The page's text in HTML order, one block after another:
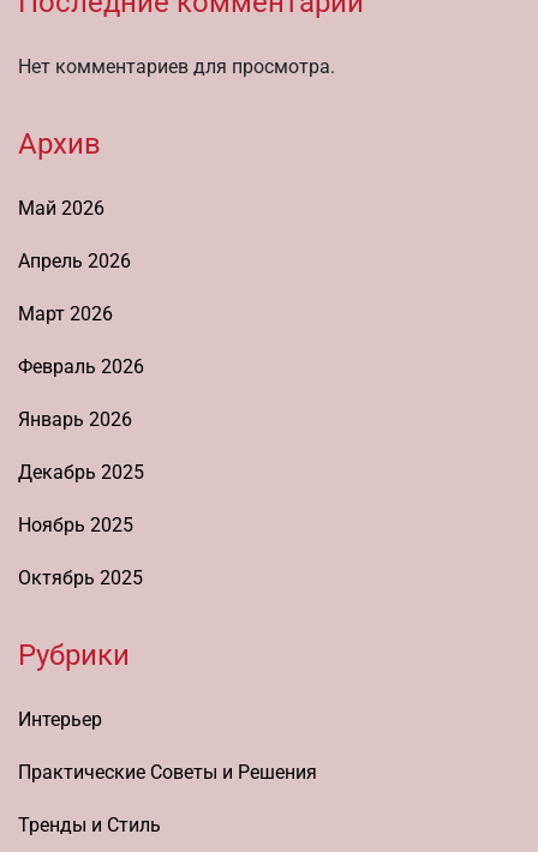
Нет комментариев для просмотра.
Архив
Май 2026
Апрель 2026
Март 2026
Февраль 2026
Январь 2026
Декабрь 2025
Ноябрь 2025
Октябрь 2025
Рубрики
Интерьер
Практические Советы и Решения
Тренды и Стиль